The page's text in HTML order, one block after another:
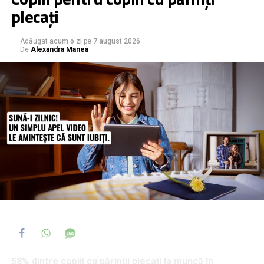
plecați
Adăugat acum o zi pe 7 august 2026
De Alexandra Manea